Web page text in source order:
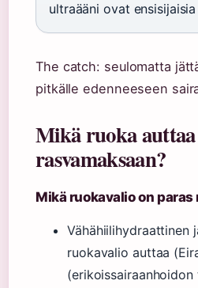
ultraääni ovat
The catch: seulomatta
pitkälle edenneeseen
Mikä ruoka auttaa
rasvamaksaan?
Mikä ruokavalio on
Vähähiilihydraattinen
ruokavalio auttaa
(erikoissairaanhoidon